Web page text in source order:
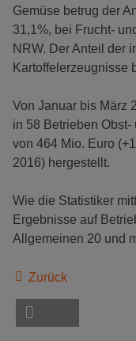
Gemüse betrug der
31,1%, bei Frucht-
NRW. Der Anteil der
Kartoffelerzeugnisse
Von Januar bis März
in 58 Betrieben
von 464 Mio. Euro
2016) hergestellt.
Wie die Statistiker
Ergebnisse auf
Allgemeinen 20 und
Zurück